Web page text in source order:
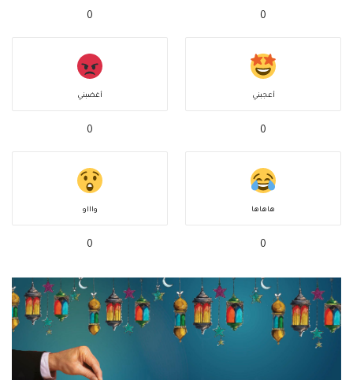
0
0
أعجبني
0
أغضبني
0
هاهاها
0
واااو
0